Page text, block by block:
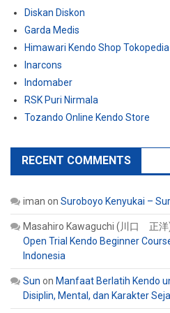
Diskan Diskon
Garda Medis
Himawari Kendo Shop Tokopedia
Inarcons
Indomaber
RSK Puri Nirmala
Tozando Online Kendo Store
RECENT COMMENTS
iman on Suroboyo Kenyukai –
Masahiro Kawaguchi (川口 正洋
Open Trial Kendo Beginner
Indonesia
Sun on Manfaat Berlatih Kendo
Disiplin, Mental, dan Karakter